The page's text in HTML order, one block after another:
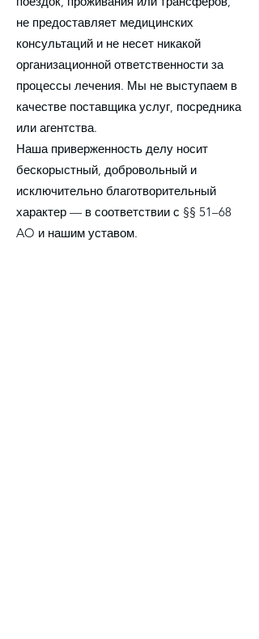
не предоставляет медицинских
консультаций и не несет никакой
организационной ответственности за
процессы лечения. Мы не выступаем в
качестве поставщика услуг, посредника
или агентства.
Наша приверженность делу носит
бескорыстный, добровольный и
исключительно благотворительный
характер — в соответствии с §§ 51–68
AO и нашим уставом.